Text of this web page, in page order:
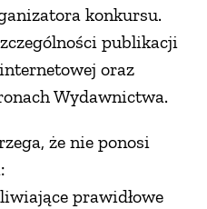
konkursu.
publikacji
oraz
Wydawnictwa.
że nie ponosi
prawidłowe